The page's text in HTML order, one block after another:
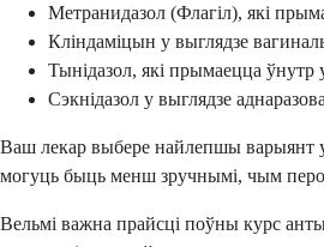
Метранидазол (Флагіл), які
Кліндаміцын у выглядзе
Тынідазол, які прымаецца ўнутр
Сэкнідазол у выглядзе
Ваш лекар выбере найлепшы варыянт
могуць быць менш зручнымі, чым
Вельмі важна прайсці поўны курс